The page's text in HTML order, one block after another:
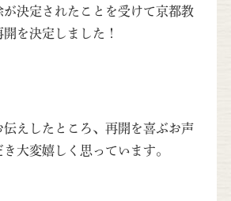
が決定されたことを受けて京都教
を決定しました！
伝えしたところ、再開を喜ぶお声
大変嬉しく思っています。